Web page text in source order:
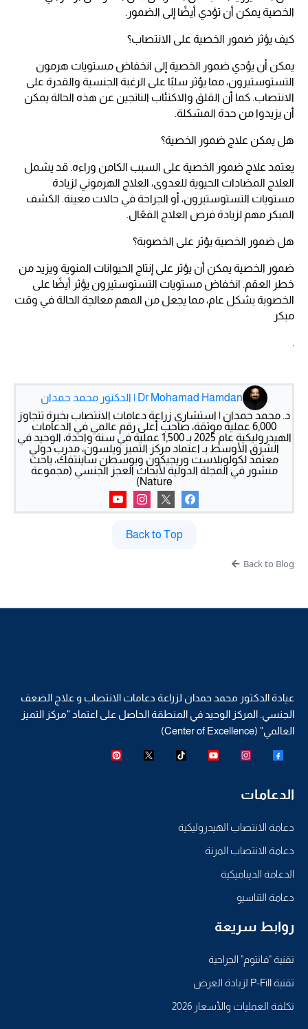
الخصية يمكن أن تؤدي أيضًا إلى الضمور.
كيف يؤثر ضمور الخصية على الانتصاب؟
يمكن أن يؤدي ضمور الخصية إلى انخفاض مستويات هرمون
التستوستيرون، مما يؤثر سلبًا على الرغبة الجنسية والقدرة على
الانتصاب. كما أن القلق والاكتئاب الناتجين عن هذه الحالة يمكن
أن يزيدوا من حدة المشكلة.
هل يمكن علاج ضمور الخصية؟
يعتمد علاج ضمور الخصية على السبب الكامن وراءه. قد يشمل
العلاج المضادات الحيوية للعدوى، العلاج الهرموني لزيادة
مستويات التستوستيرون، أو الجراحة في حالات معينة. الكشف
المبكر مهم لزيادة فرص العلاج الفعّال.
هل ضمور الخصية يؤثر على الخصوبة؟
ضمور الخصية يمكن أن يؤثر على إنتاج الحيوانات المنوية ويزيد من
خطر العقم. انخفاض مستويات التستوستيرون يؤثر أيضًا على
الخصوبة بشكل عام، مما يجعل من المهم معالجة الحالة في وقت
مبكر
.
Dr Mohamad Hamdan | الدكتور محمد حمدان
د. محمد حمدان | استشاري زراعة دعامات الانتصاب بخبرة تتجاوز
6,000 عملية موثقة، صاحب أعلى رقم عالمي في الدعامات
الهيدروليكية عام 2025 بـ 1,500 عملية في سنة واحدة، الوحيد في
الشرق الأوسط بـ اعتماد مركز التميز ويلسون، مدرب دولي
معتمد لكولوبلاست وريجيكون وبوسطن ساينتفك، باحث
منشور في المجلة الدولية لأبحاث العجز الجنسي (مجموعة
Nature)
Back to Top
Back to Blog
عيادة الدكتور محمد حمدان لزراعة دعامات الانتصاب و علاج الضعف
الجنسي. المركز الوحيد في المنطقة الحاصل على اعتماد "مركز التميز
العالمي" (Center of Excellence)
الدعامات
دعامة الانتصاب الهيدروليكية
دعامة الانتصاب المرنة
الدعامة الديناميكية
دعامة التناسيو
روابط سريعة
تقنية "فانتوم" الجراحية
تقنية P-Fill لزيادة العرض
تكلفة العمليات والأسعار 2026